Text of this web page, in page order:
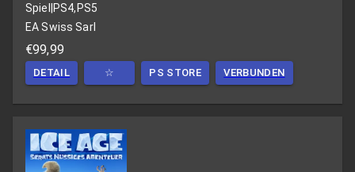
Spiel|PS4,PS5
EA Swiss Sarl
€99,99
DETAIL ☆ PS STORE VERBUNDEN